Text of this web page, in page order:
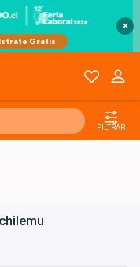
×
FILTRAR